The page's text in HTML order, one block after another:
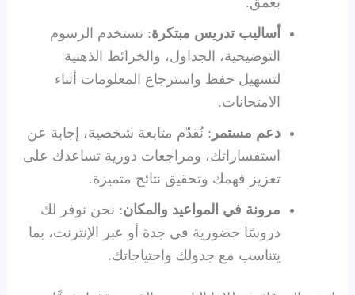
أساليب تدريس مبتكرة: نستخدم الرسوم
التوضيحية، الجداول، والخرائط الذهنية
لتسهيل حفظ واسترجاع المعلومات أثناء
الامتحانات.
دعم مستمر : نُقدّم متابعة شخصية، إجابة عن
استفساراتك، ومراجعات دورية تساعدك على
تعزيز فهمك وتحقيق نتائج متميزة.
مرونة في المواعيد والمكان: نحن نوفر لك
دروسًا حضورية في جدة أو عبر الإنترنت، بما
يتناسب مع جدولك واحتياجاتك.